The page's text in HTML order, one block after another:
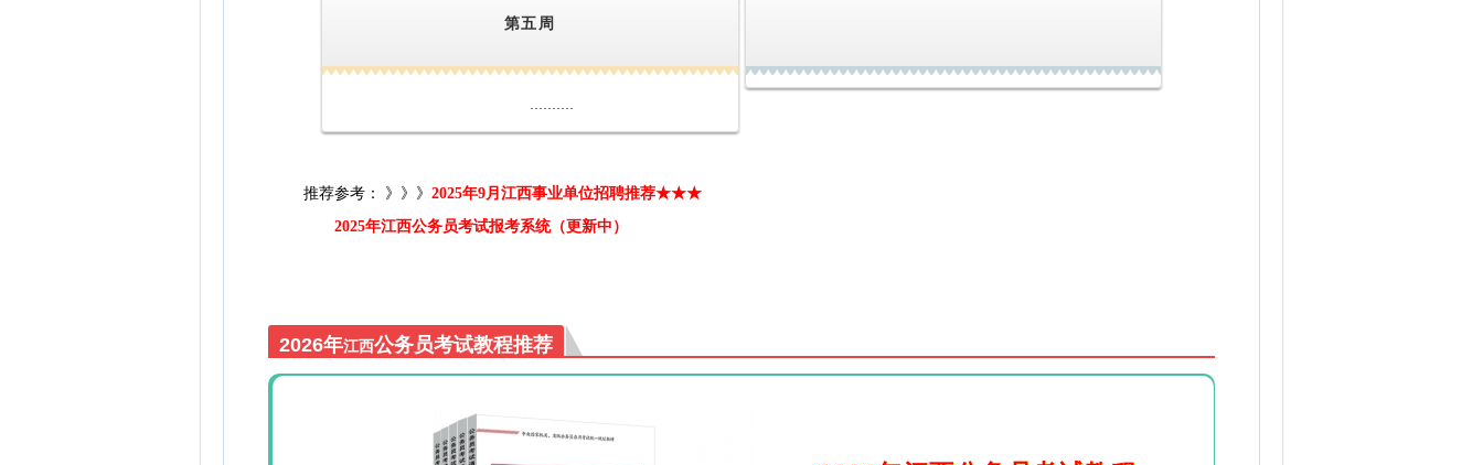
第五周
推荐参考： 》》》 2025年9月江西事业单位招聘推荐★★★
2025年江西公务员考试报考系统（更新中）
2026年江西公务员考试教程推荐